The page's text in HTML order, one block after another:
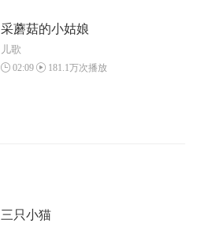
采蘑菇的小姑娘
儿歌
02:09 181.1万次播放
三只小猫